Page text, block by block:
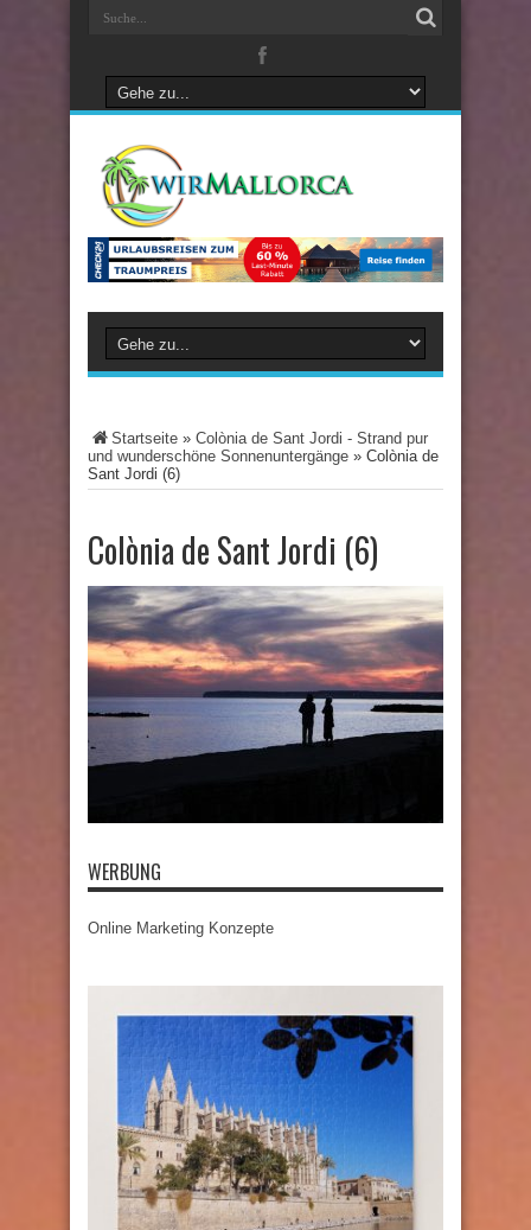
Startseite » Colònia de Sant Jordi - Strand pur
und wunderschöne Sonnenuntergänge » Colònia de
Sant Jordi (6)
Colònia de Sant Jordi (6)
WERBUNG
Online Marketing Konzepte